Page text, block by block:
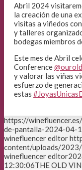
Abril 2024
la creación de una
visitas a viñedos
y talleres
bodegas miembros
Este mes de Abril
Conference
y valorar las viñas
esfuerzo de
estas
https://
de-pantalla-2024-04-
winefluencer editor
content/uploads/
winefluencer editor
12:30:06THE OLD